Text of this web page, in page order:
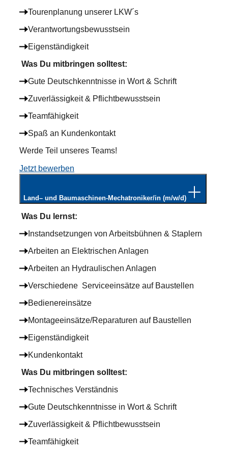
Tourenplanung unserer LKW´s
Verantwortungsbewusstsein
Eigenständigkeit
Was Du mitbringen solltest:
Gute Deutschkenntnisse in Wort & Schrift
Zuverlässigkeit & Pflichtbewusstsein
Teamfähigkeit
Spaß an Kundenkontakt
Werde Teil unseres Teams!
Jetzt bewerben
Land– und Baumaschinen-Mechatroniker/in (m/w/d)
Was Du lernst:
Instandsetzungen von Arbeitsbühnen & Staplern
Arbeiten an Elektrischen Anlagen
Arbeiten an Hydraulischen Anlagen
Verschiedene Serviceeinsätze auf Baustellen
Bedienereinsätze
Montageeinsätze/Reparaturen auf Baustellen
Eigenständigkeit
Kundenkontakt
Was Du mitbringen solltest:
Technisches Verständnis
Gute Deutschkenntnisse in Wort & Schrift
Zuverlässigkeit & Pflichtbewusstsein
Teamfähigkeit